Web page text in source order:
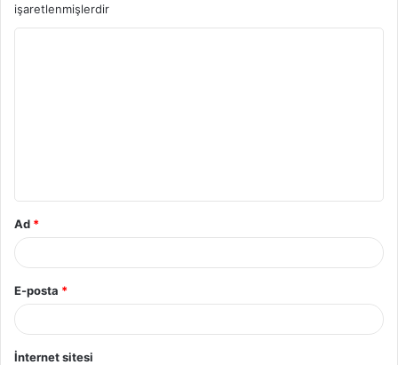
işaretlenmişlerdir
Ad *
E-posta *
İnternet sitesi